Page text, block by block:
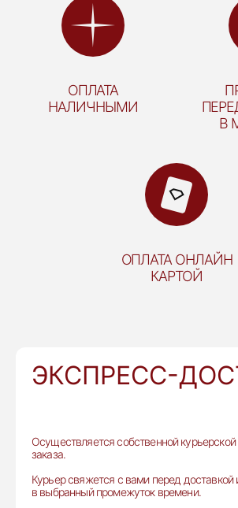
ОПЛАТА
НАЛИЧНЫМИ
В
ОПЛАТА ОНЛАЙН
КАРТОЙ
ЭКСПРЕСС-
Осуществляется собственной
заказа.
Курьер свяжется с вами перед доставкой
в выбранный промежуток времени.